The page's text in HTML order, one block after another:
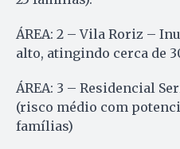
ÁREA: 2 – Vila Roriz –
alto, atingindo cerca de
ÁREA: 3 – Residencial
(risco médio com
famílias)